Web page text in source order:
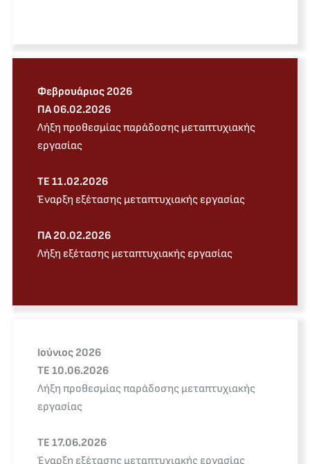
Φεβρουάριος 2026
ПА 06.02.2026
Λήξη προθεσμίας παράδοσης μεταπτυχιακής
εργασίας
ΤE 11.02.2026
Έναρξη εξέτασης μεταπτυχιακής εργασίας
ΠΑ 20.02.2026
Λήξη εξέτασης μεταπτυχιακής εργασίας
Ιούνιος 2026
ΤΕ 10.06.2026
Λήξη προθεσμίας παράδοσης μεταπτυχιακής
εργασίας
ΤΕ 17.06.2026
Έναρξη εξέτασης μεταπτυχιακής εργασίας